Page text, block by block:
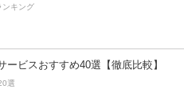
ンキング
ービスおすすめ40選【徹底比較】
選